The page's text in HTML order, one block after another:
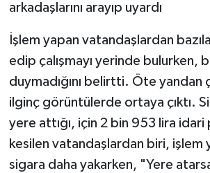
arkadaşlarını arayıp uyardı
İşlem yapan vatandaşlardan
edip çalışmayı yerinde bulurken,
duymadığını belirtti. Öte yandan
ilginç görüntülerde ortaya çıktı.
yere attığı, için 2 bin 953 lira idari
kesilen vatandaşlardan biri, işlem
sigara daha yakarken, "Yere